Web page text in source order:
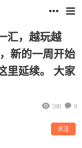
汇，越玩越
新的一周开始
里延续。 大家
0
590
关注